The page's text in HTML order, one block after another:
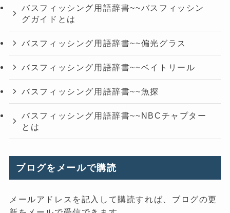
バスフィッシング用語辞書~~バスフィッシン
グガイドとは
バスフィッシング用語辞書~~偏光グラス
バスフィッシング用語辞書~~ベイトリール
バスフィッシング用語辞書~~魚探
バスフィッシング用語辞書~~NBCチャプター
とは
ブログをメールで購読
メールアドレスを記入して購読すれば、ブログの更